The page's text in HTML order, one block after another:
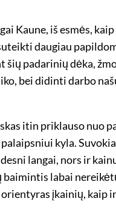
Kaune, iš esmės,
daugiau
padarinių dėka,
bei didinti darbo
itin priklauso nuo
kyla.
langai, nors ir
labai
įkainių, kaip